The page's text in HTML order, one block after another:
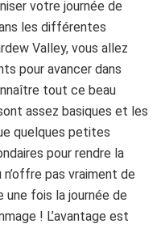
votre journée de
les différentes
Valley, vous allez
pour avancer dans
tout ce beau
assez basiques et les
quelques petites
pour rendre la
pas vraiment de
une fois la journée de
! L’avantage est